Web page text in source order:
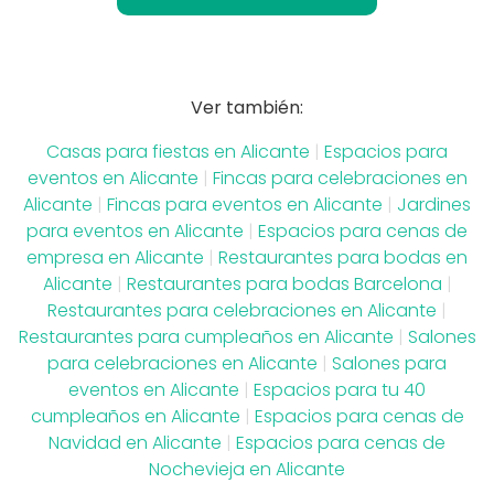
Ver también:
Casas para fiestas en Alicante | Espacios para
eventos en Alicante | Fincas para celebraciones en
Alicante | Fincas para eventos en Alicante | Jardines
para eventos en Alicante | Espacios para cenas de
empresa en Alicante | Restaurantes para bodas en
Alicante | Restaurantes para bodas Barcelona |
Restaurantes para celebraciones en Alicante |
Restaurantes para cumpleaños en Alicante | Salones
para celebraciones en Alicante | Salones para
eventos en Alicante | Espacios para tu 40
cumpleaños en Alicante | Espacios para cenas de
Navidad en Alicante | Espacios para cenas de
Nochevieja en Alicante